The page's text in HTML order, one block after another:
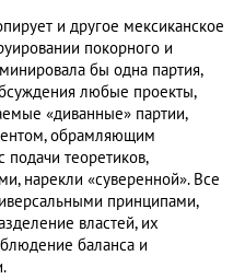
и другое мексиканское
покорного и
бы одна партия,
любые проекты,
«диванные» партии,
обрамляющим
теоретиков,
нарекли «суверенной». Все
принципами,
властей, их
баланса и